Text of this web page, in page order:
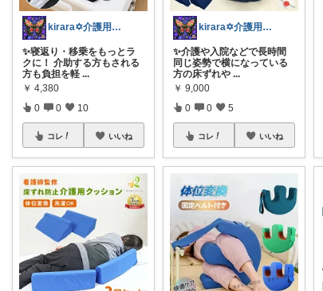
kirara✡介護用品🌈
✨寝返り・移乗をもっとラ
クに！ 介助する方もされる
方も負担を軽 ...
￥ 4,380
0 0 10
コレ いいね
kirara✡介護用品🌈
✨️介護や入院などで長時間
同じ姿勢で横になっている
方の床ずれや ...
￥ 9,000
0 0 5
コレ いいね